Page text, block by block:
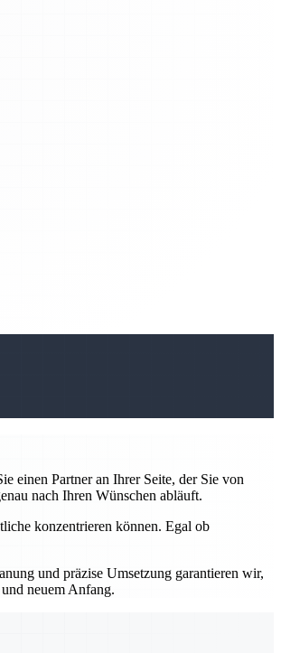
einen Partner an Ihrer Seite, der Sie von
nach Ihren Wünschen abläuft.
konzentrieren können. Egal ob
und präzise Umsetzung garantieren wir,
neuem Anfang.